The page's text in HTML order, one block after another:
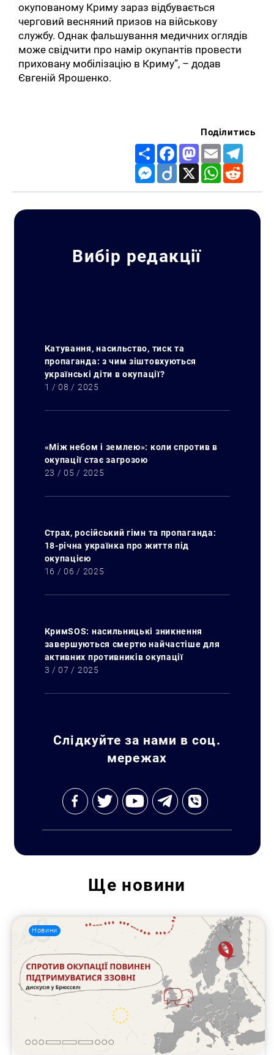
окупованому Криму зараз відбувається
черговий весняний призов на військову
службу. Однак фальшування медичних оглядів
може свідчити про намір окупантів провести
приховану мобілізацію в Криму”, – додав
Євгеній Ярошенко.
Поділитись
Share FacebookMastodon
Email
Messenger
Diigo X WhatsApp
Вибір редакції
Катування, насильство, тиск та
пропаганда: з чим зіштовхуються
українські діти в окупації?
1 / 08 / 2025
«Між небом і землею»: коли спротив в
окупації стає загрозою
23 / 05 / 2025
Страх, російський гімн та пропаганда:
18-річна українка про життя під
окупацією
16 / 06 / 2025
КримSOS: насильницькі зникнення
завершуються смертю найчастіше для
активних противників окупації
3 / 07 / 2025
Слідкуйте за нами в соц.
мережах
Ще новини
Новини